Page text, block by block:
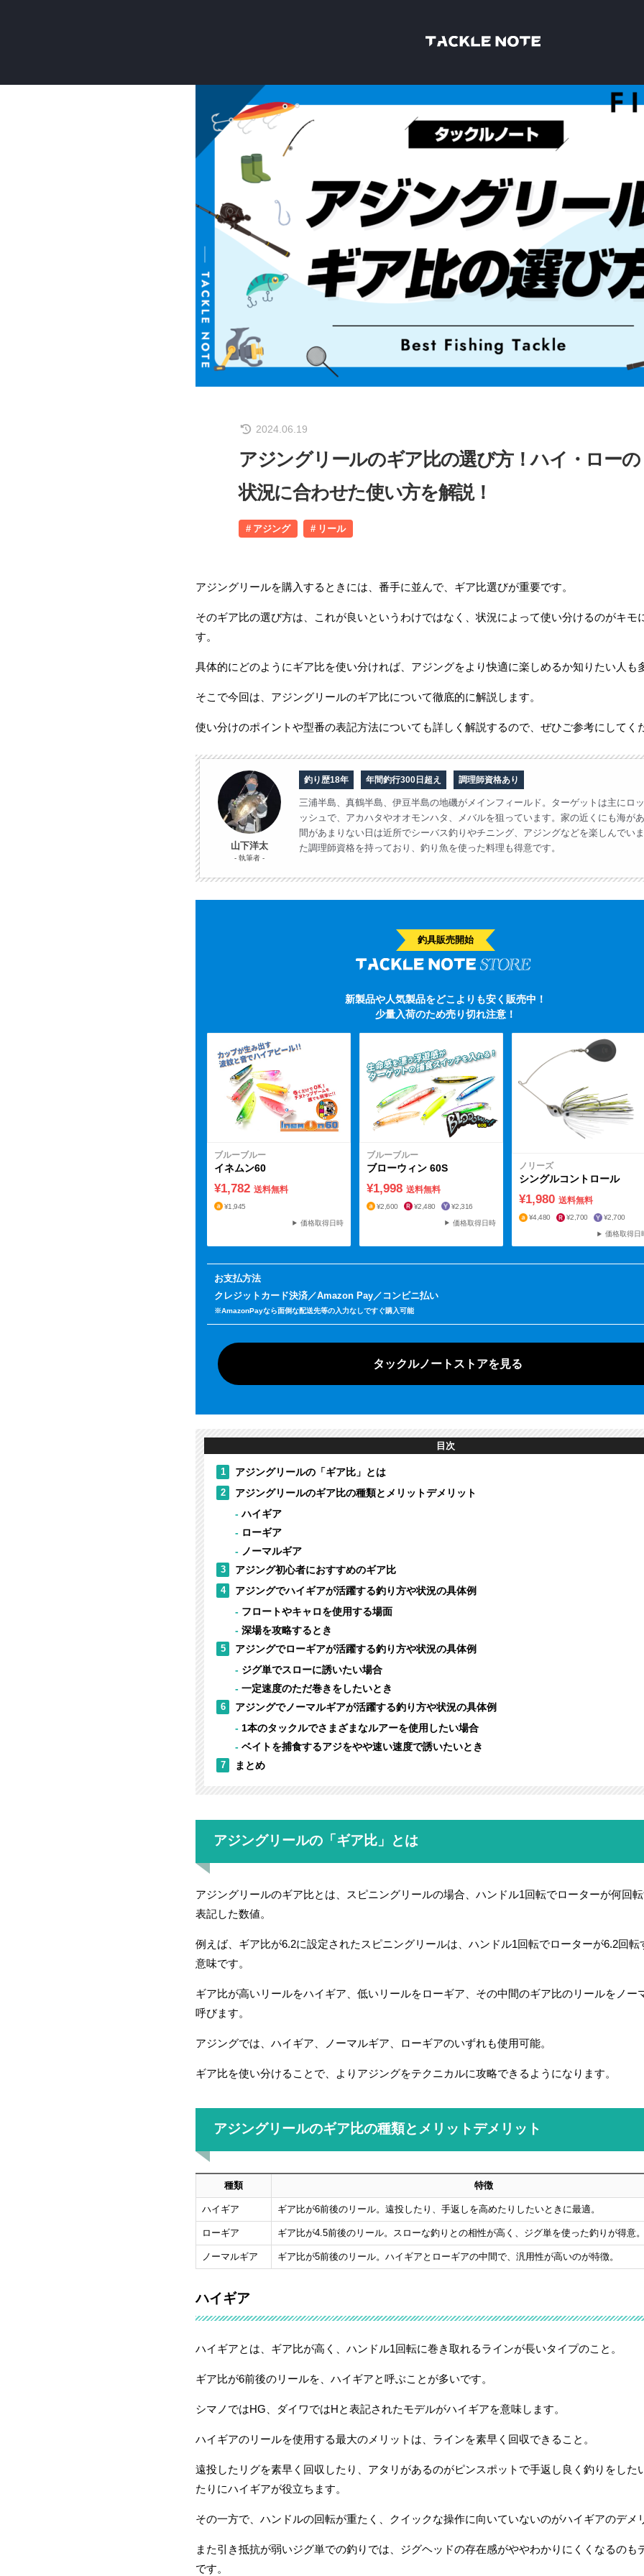
2024.06.19
アジングリールのギア比の選び方！ハイ・ローの
状況に合わせた使い方を解説！
アジング リール
アジングリールを購入するときには、番手に並んで、ギア比選びが重要です。
そのギア比の選び方は、これが良いというわけではなく、状況によって使い分けるのがキモ
す。
具体的にどのようにギア比を使い分ければ、アジングをより快適に楽しめるか知りたい人も
そこで今回は、アジングリールのギア比について徹底的に解説します。
使い分けのポイントや型番の表記方法についても詳しく解説するので、ぜひご参考にしてく
山下洋太
執筆者
釣り歴18年 年間釣行300日超え 調理師資格あり
三浦半島、真鶴半島、伊豆半島の地磯がメインフィールド。ターゲットは主にロ
ッシュで、アカハタやオオモンハタ、メバルを狙っています。家の近くにも海が
間があまりない日は近所でシーバス釣りやチニング、アジングなどを楽しんでい
た調理師資格を持っており、釣り魚を使った料理も得意です。
釣具販売開始
新製品や人気製品をどこよりも安く販売中！
少量入荷のため売り切れ注意！
ブルーブルー
イネムン60
¥1,782 送料無料
¥1,945
価格取得日時
ブルーブルー
ブローウィン 60S
¥1,998 送料無料
¥2,600 ¥2,480 ¥2,316
価格取得日時
ノリーズ
シングルコントロール
¥1,980 送料無料
¥4,480 ¥2,700 ¥2,700
価格取得日
お支払方法
クレジットカード決済
Amazon Pay コンビニ払い
※AmazonPayなら面倒な配送先等の入力なしですぐ購入可能
タックルノートストアを見る
目次
1 アジングリールの「ギア比」とは
2
アジングリールのギア比の種類とメリットデメリット
ハイギア
ローギア
ノーマルギア
3 アジング初心者におすすめのギア比
4
アジングでハイギアが活躍する釣り方や状況の具体例
フロートやキャロを使用する場面
深場を攻略するとき
5
アジングでローギアが活躍する釣り方や状況の具体例
ジグ単でスローに誘いたい場合
一定速度のただ巻きをしたいとき
6
アジングでノーマルギアが活躍する釣り方や状況の具体例
1本のタックルでさまざまなルアーを使用したい場合
ベイトを捕食するアジをやや速い速度で誘いたいとき
7 まとめ
アジングリールの「ギア比」とは
アジングリールのギア比とは、スピニングリールの場合、ハンドル1回転でローターが何回
表記した数値。
例えば、ギア比が6.2に設定されたスピニングリールは、ハンドル1回転でローターが6.2回転
意味です。
ギア比が高いリールをハイギア、低いリールをローギア、その中間のギア比のリールをノー
呼びます。
アジングでは、ハイギア、ノーマルギア、ローギアのいずれも使用可能。
ギア比を使い分けることで、よりアジングをテクニカルに攻略できるようになります。
アジングリールのギア比の種類とメリットデメリット
種類 特徴
ハイギア ギア比が6前後のリール。遠投したり、手返しを高めたりしたいときに最適。
ローギア ギア比が4.5前後のリール。スローな釣りとの相性が高く、ジグ単を使った釣りが得意
ノーマルギア ギア比が5前後のリール。ハイギアとローギアの中間で、汎用性が高いのが特徴。
ハイギア
ハイギアとは、ギア比が高く、ハンドル1回転に巻き取れるラインが長いタイプのこと。
ギア比が6前後のリールを、ハイギアと呼ぶことが多いです。
シマノではHG、ダイワではHと表記されたモデルがハイギアを意味します。
ハイギアのリールを使用する最大のメリットは、ラインを素早く回収できること。
遠投したリグを素早く回収したり、アタリがあるのがピンスポットで手返し良く釣りをした
たりにハイギアが役立ちます。
その一方で、ハンドルの回転が重たく、クイックな操作に向いていないのがハイギアのデメ
また引き抵抗が弱いジグ単での釣りでは、ジグヘッドの存在感がややわかりにくくなるのも
です。